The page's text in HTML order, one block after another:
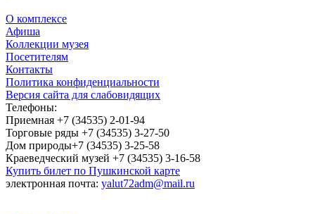
О комплексе
Афиша
Коллекции музея
Посетителям
Контакты
Политика конфиденциальности
Версия сайта для слабовидящих
Телефоны:
Приемная +7 (34535) 2-01-94
Торговые ряды +7 (34535) 3-27-50
Дом природы+7 (34535) 3-25-58
Краеведческий музей +7 (34535) 3-16-58
Купить билет по Пушкинской карте
электронная почта: yalut72adm@mail.ru